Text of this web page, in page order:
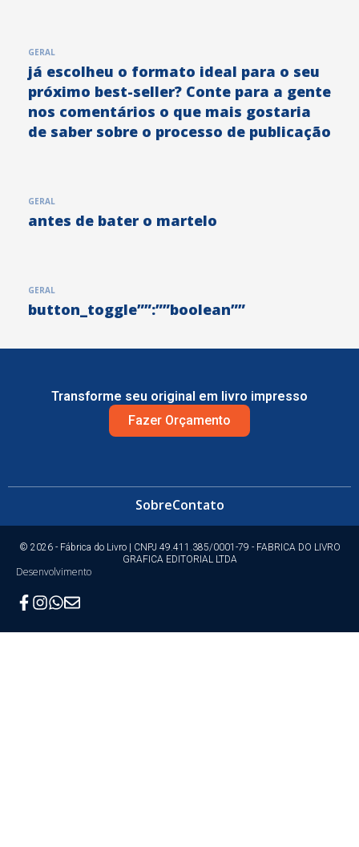
GERAL
já escolheu o formato ideal para o seu
próximo best-seller? Conte para a gente
nos comentários o que mais gostaria
de saber sobre o processo de publicação
GERAL
antes de bater o martelo
GERAL
button_toggle””:””boolean””
Transforme seu original em livro impresso
Fazer Orçamento
SobreContato
© 2026 - Fábrica do Livro | CNPJ 49.411.385/0001-79 - FABRICA DO LIVRO
GRAFICA EDITORIAL LTDA
Desenvolvimento